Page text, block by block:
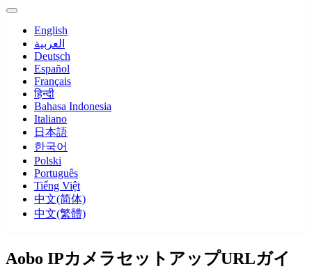
English
العربية
Deutsch
Español
Français
हिन्दी
Bahasa Indonesia
Italiano
日本語
한국어
Polski
Português
Tiếng Việt
中文(简体)
中文(繁體)
Aobo IPカメラセットアップURLガイ